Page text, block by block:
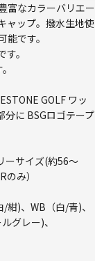
富なカラーバリエー
ャップ。撥水生地使
です。
。
GOLF ワッ
分に BSGロゴテープ
ーサイズ(約56～
み）
)、WB（白/青)、
グレー)、